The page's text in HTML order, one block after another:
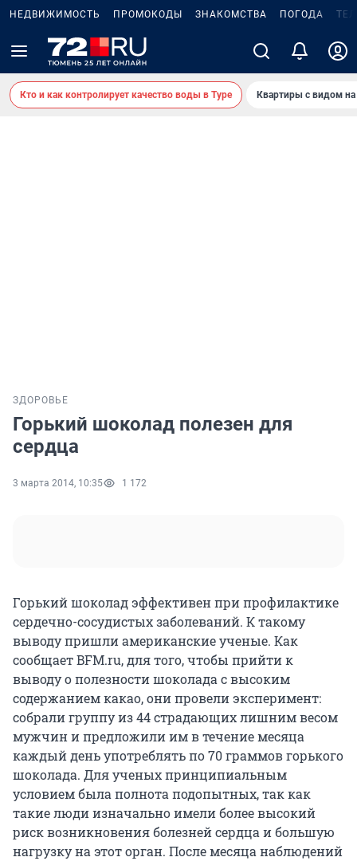
НЕДВИЖИМОСТЬ ПРОМОКОДЫ ЗНАКОМСТВА ПОГОДА
Кто и как контролирует качество воды в Туре Квартиры с видом на
ЗДОРОВЬЕ
Горький шоколад полезен для
сердца
3 марта 2014, 10:35 1 172
Горький шоколад эффективен при профилактике
сердечно-сосудистых заболеваний. К такому
выводу пришли американские ученые. Как
сообщает BFM.ru, для того, чтобы прийти к
выводу о полезности шоколада с высоким
содержанием какао, они провели эксперимент:
собрали группу из 44 страдающих лишним весом
мужчин и предложили им в течение месяца
каждый день употреблять по 70 граммов горького
шоколада. Для ученых принципиальным
условием была полнота подопытных, так как
такие люди изначально имели более высокий
риск возникновения болезней сердца и большую
нагрузку на этот орган. После месяца наблюдений